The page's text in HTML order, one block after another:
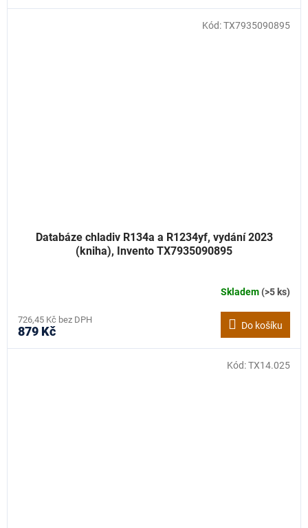
Databáze chladiv R134a a R1234yf, vydání 2023
(kniha), Invento TX7935090895
Skladem(>5 ks)
726,45 Kč bez DPH
879 Kč Do košíku
Kód:TX7935090895
Kód:TX14.025